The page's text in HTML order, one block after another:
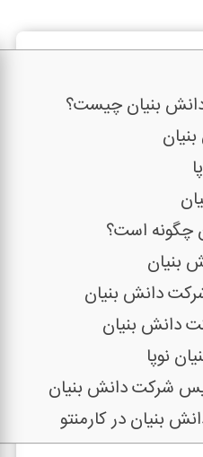
بنیان چیست؟
چگونه است؟
بنیان
دانش بنیان
دانش بنیان
نوپا
شرکت دانش بنیان
بنیان در کارمنتو